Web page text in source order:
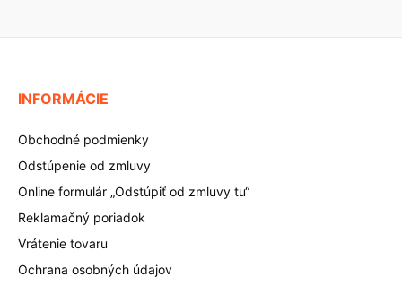
INFORMÁCIE
Obchodné podmienky
Odstúpenie od zmluvy
Online formulár „Odstúpiť od zmluvy tu“
Reklamačný poriadok
Vrátenie tovaru
Ochrana osobných údajov